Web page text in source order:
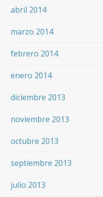
abril 2014
marzo 2014
febrero 2014
enero 2014
diciembre 2013
noviembre 2013
octubre 2013
septiembre 2013
julio 2013